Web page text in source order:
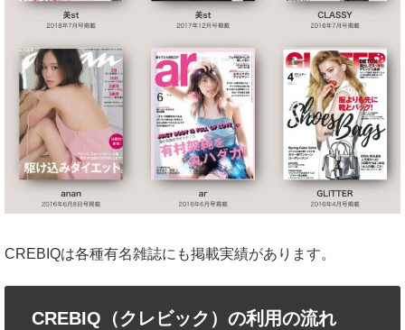
CREBIQは各種有名雑誌にも掲載実績があります。
CREBIQ（クレビック）の利用の流れ